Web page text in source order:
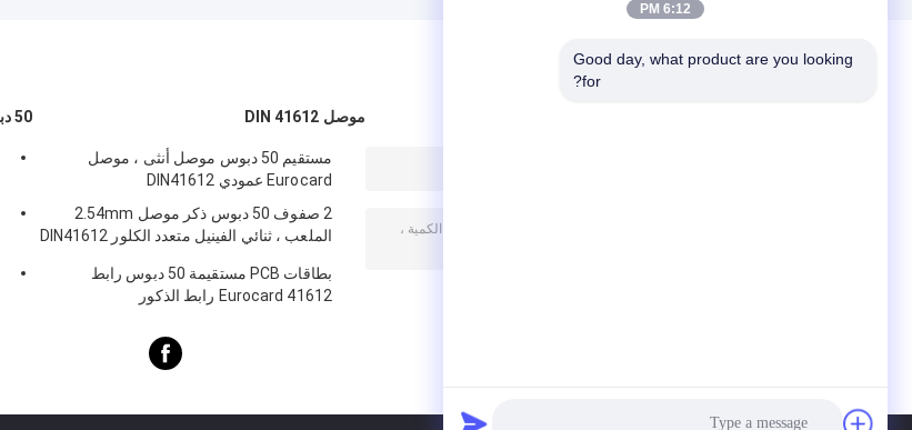
50 دبوس سينترونيكش موصل موصل DIN 41612
مستقيم 50 دبوس موصل أنثى ، موصل
Eurocard عمودي DIN41612
2 صفوف 50 دبوس ذكر موصل 2.54mm
الملعب ، ثنائي الفينيل متعدد الكلور DIN41612
بطاقات PCB مستقيمة 50 دبوس رابط
Eurocard 41612 رابط الذكور
6:12 PM
Good day, what product are you looking
for?